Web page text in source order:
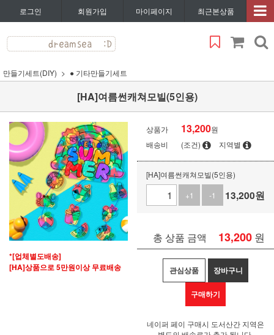
로그인 회원가입 마이페이지 최근본상품
만들기세트(DIY) ● 기타만들기세트
[HA]여름썬캐쳐모빌(5인용)
*[업체별도배송]
[HA]상품으로 5만원이상 무료배송
상품가 13,200원
배송비
(조건) 지역별
[HA]여름썬캐쳐모빌(5인용)
+1
-1 13,200원
총 상품 금액 13,200 원
관심상품 장바구니
구매하기
네이퍼 페이 구매시 도서산간 지역은